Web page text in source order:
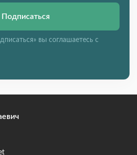
Подписаться
вы соглашаетесь с